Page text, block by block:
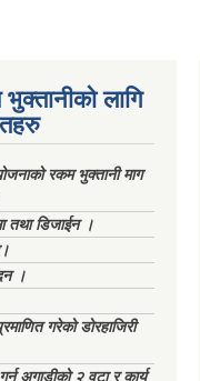
लागि
रकम भुक्तानी माग
तथा डिजाईन ।
।
गरेको डोरहाजिरी
अगाडीको २ वटा र कार्य